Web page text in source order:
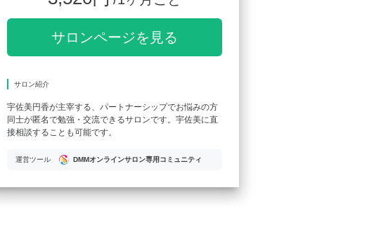
サロンページを見る
サロン紹介
宇佐美円香が主宰する、パートナーシップでお悩みの方
同士が匿名で勉強・交流できるサロンです。宇佐美に直
接相談することも可能です。
運営ツール DMMオンラインサロン専用コミュニティ